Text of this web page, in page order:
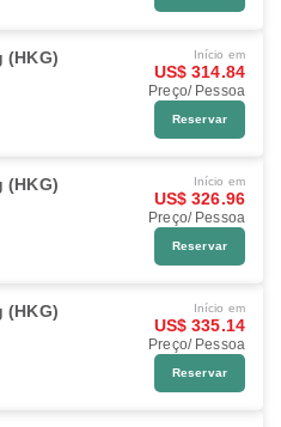
(HKG) Início em
US$ 314.84
Preço/ Pessoa
Reservar
(HKG) Início em
US$ 326.96
Preço/ Pessoa
Reservar
(HKG) Início em
US$ 335.14
Preço/ Pessoa
Reservar